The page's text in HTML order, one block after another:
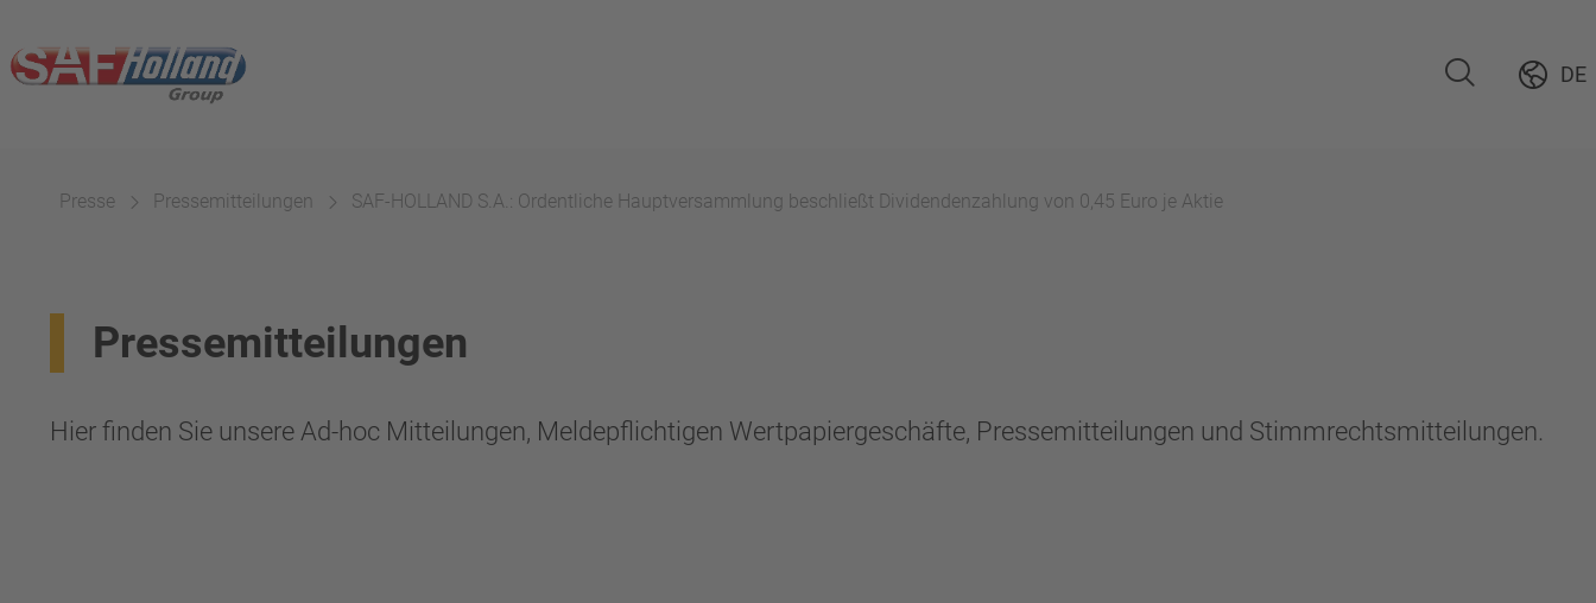
DE
Presse Pressemitteilungen SAF-HOLLAND S.A.: Ordentliche Hauptversammlung beschließt Dividendenzahlung von 0,45 Euro je Aktie
Pressemitteilungen
Hier finden Sie unsere Ad-hoc Mitteilungen, Meldepflichtigen Wertpapiergeschäfte, Pressemitteilungen und Stimmrechtsmitteilungen.